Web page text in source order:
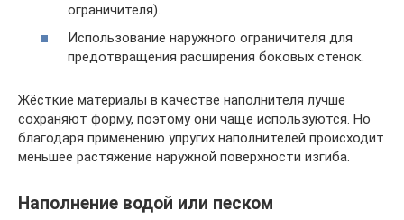
ограничителя).
Использование наружного ограничителя для
предотвращения расширения боковых стенок.
Жёсткие материалы в качестве наполнителя лучше
сохраняют форму, поэтому они чаще используются. Но
благодаря применению упругих наполнителей происходит
меньшее растяжение наружной поверхности изгиба.
Наполнение водой или песком